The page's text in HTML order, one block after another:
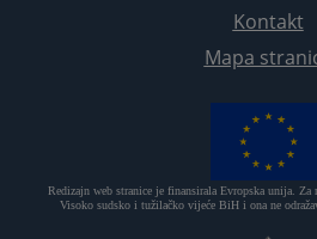
Kontakt
Mapa
Redizajn web stranice je finansirala Evropska unija.
Visoko sudsko i tužilačko vijeće BiH i ona ne